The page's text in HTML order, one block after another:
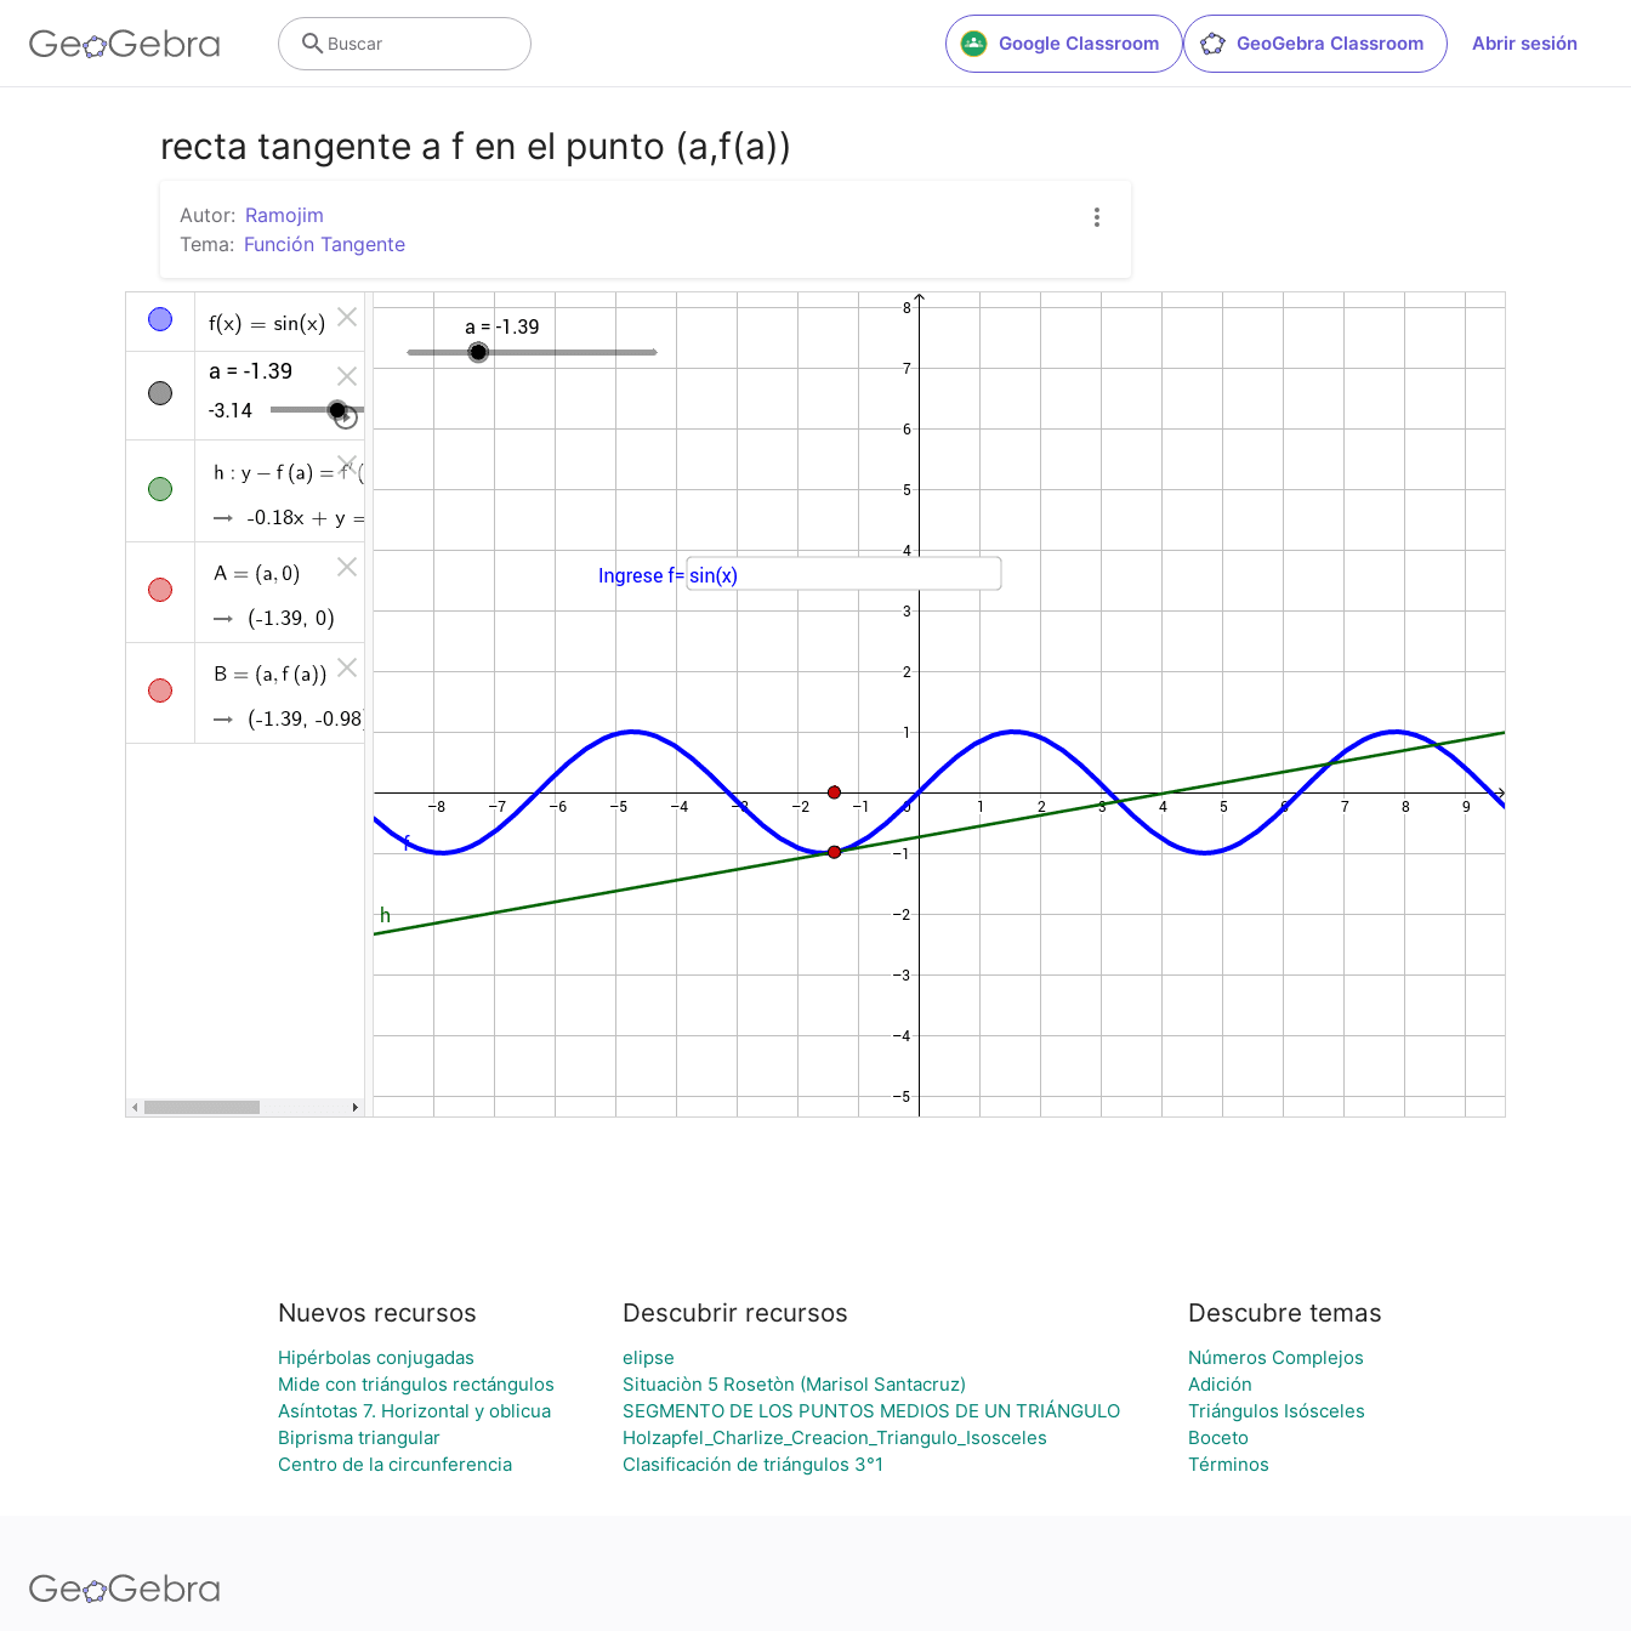
Google Classroom GeoGebra Classroom Abrir sesión
Buscar
recta tangente a f en el punto (a,f(a))
Autor: Ramojim
Tema: Función Tangente
Nuevos recursos
Hipérbolas conjugadas
Mide con triángulos rectángulos
Asíntotas 7. Horizontal y oblicua
Biprisma triangular
Centro de la circunferencia
Descubrir recursos
elipse
Situaciòn 5 Rosetòn (Marisol Santacruz)
SEGMENTO DE LOS PUNTOS MEDIOS DE UN TRIÁNGULO
Holzapfel_Charlize_Creacion_Triangulo_Isosceles
Clasificación de triángulos 3°1
Descubre temas
Números Complejos
Adición
Triángulos Isósceles
Boceto
Términos